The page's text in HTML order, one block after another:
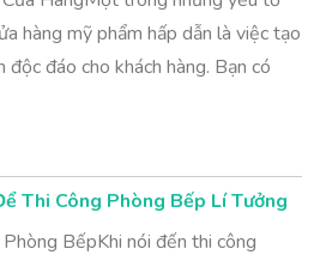
hàng mỹ phẩm hấp dẫn là việc tạo
đáo cho khách hàng. Bạn có
Thi Công Phòng Bếp Lí Tưởng
BếpKhi nói đến thi công